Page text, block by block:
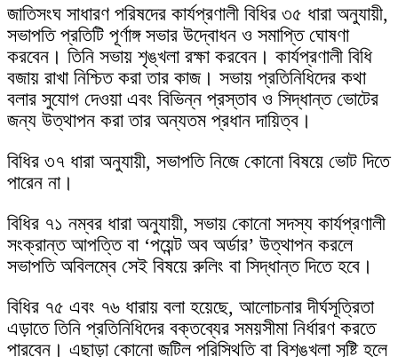
জাতিসংঘ সাধারণ পরিষদের কার্যপ্রণালী বিধির ৩৫ ধারা অনুযায়ী,
সভাপতি প্রতিটি পূর্ণাঙ্গ সভার উদ্বোধন ও সমাপ্তি ঘোষণা
করবেন। তিনি সভায় শৃঙ্খলা রক্ষা করবেন। কার্যপ্রণালী বিধি
বজায় রাখা নিশ্চিত করা তার কাজ। সভায় প্রতিনিধিদের কথা
বলার সুযোগ দেওয়া এবং বিভিন্ন প্রস্তাব ও সিদ্ধান্ত ভোটের
জন্য উত্থাপন করা তার অন্যতম প্রধান দায়িত্ব।
বিধির ৩৭ ধারা অনুযায়ী, সভাপতি নিজে কোনো বিষয়ে ভোট দিতে
পারেন না।
বিধির ৭১ নম্বর ধারা অনুযায়ী, সভায় কোনো সদস্য কার্যপ্রণালী
সংক্রান্ত আপত্তি বা ‘পয়েন্ট অব অর্ডার’ উত্থাপন করলে
সভাপতি অবিলম্বে সেই বিষয়ে রুলিং বা সিদ্ধান্ত দিতে হবে।
বিধির ৭৫ এবং ৭৬ ধারায় বলা হয়েছে, আলোচনার দীর্ঘসূত্রিতা
এড়াতে তিনি প্রতিনিধিদের বক্তব্যের সময়সীমা নির্ধারণ করতে
পারবেন। এছাড়া কোনো জটিল পরিস্থিতি বা বিশৃঙ্খলা সৃষ্টি হলে